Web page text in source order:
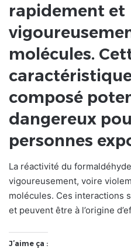
rapidement et
molécules.
composé
dangereux
personnes
La réactivité du
vigoureusement, voire
molécules. Ces interactions
et peuvent être à l’origine
J’aime ça :